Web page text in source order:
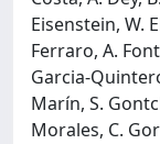
Eisenstein, W.
Ferraro, A.
Garcia-
Marín, S.
Morales, C.